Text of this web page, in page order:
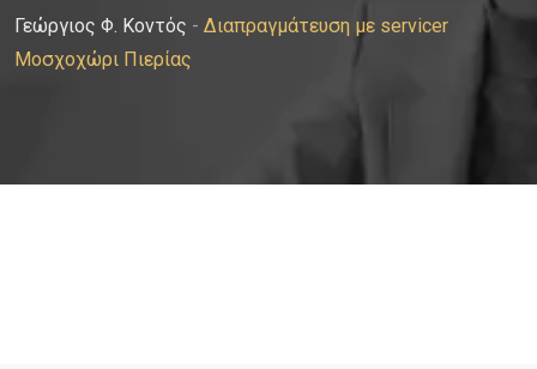
Γεώργιος Φ. Κοντός - Διαπραγμάτευση με servicer
Μοσχοχώρι Πιερίας